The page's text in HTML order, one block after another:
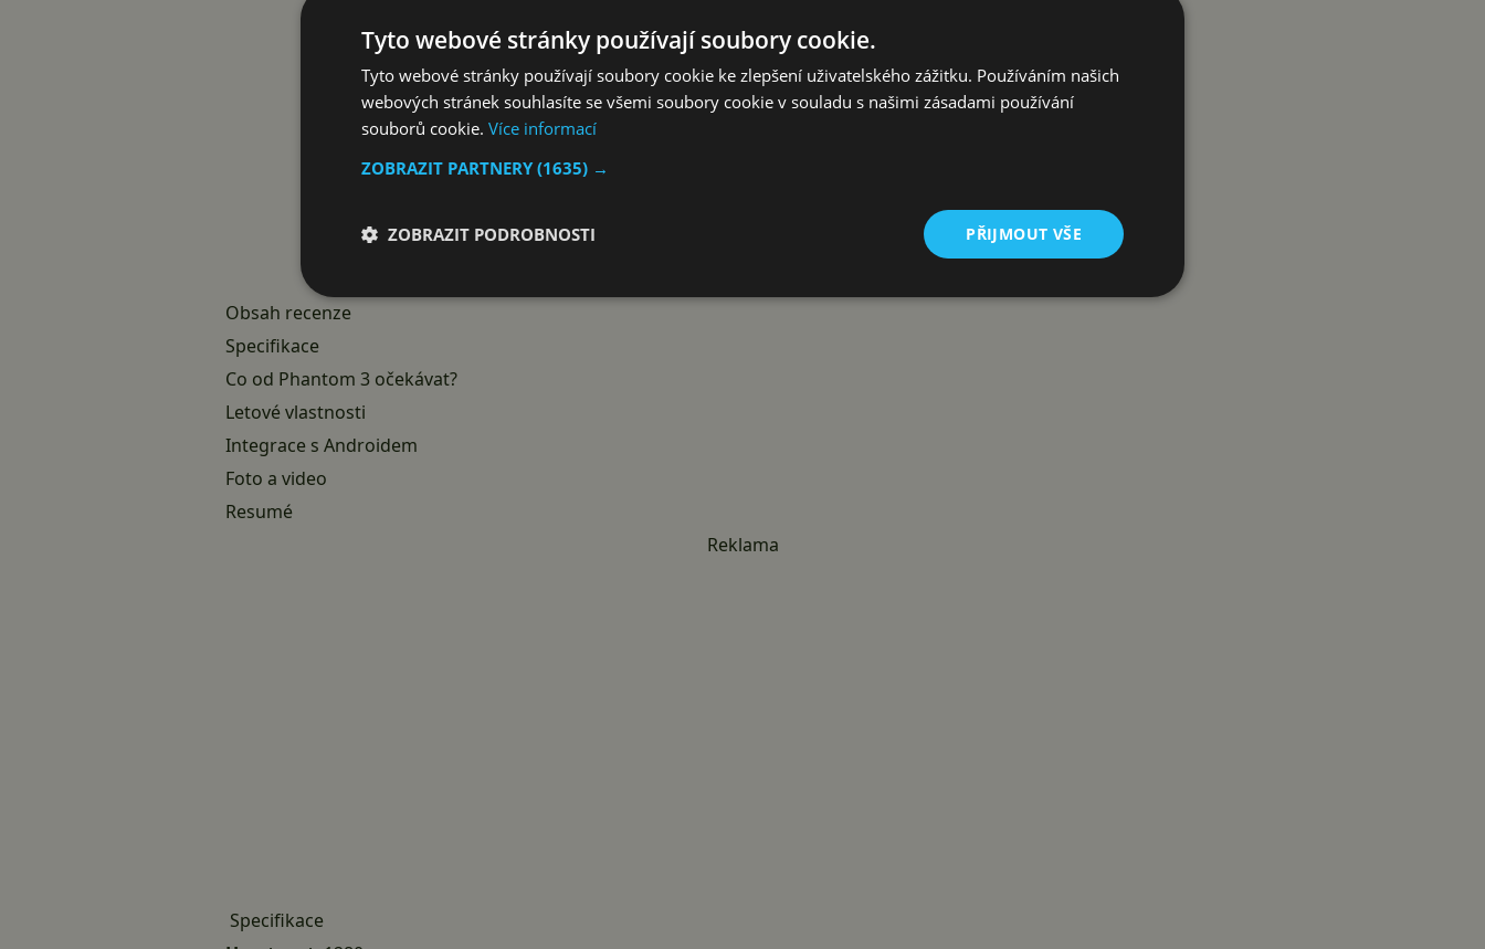
Obsah recenze
Specifikace
Co od Phantom 3 očekávat?
Letové vlastnosti
Integrace s Androidem
Foto a video
Resumé
Reklama
Specifikace
Tyto webové stránky používají soubory cookie.
Tyto webové stránky používají soubory cookie ke zlepšení uživatelského zážitku. Používáním našich
webových stránek souhlasíte se všemi soubory cookie v souladu s našimi zásadami používání
souborů cookie. Více informací
ZOBRAZIT PARTNERY(1635) →
PŘIJMOUT VŠE
ZOBRAZIT PODROBNOSTI